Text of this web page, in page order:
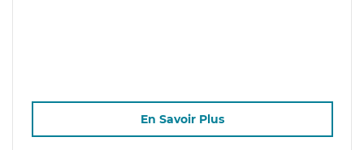
En Savoir Plus